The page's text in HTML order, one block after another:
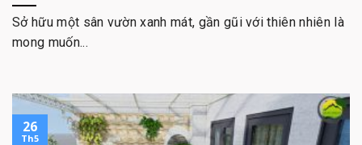
Sở hữu một sân vườn xanh mát, gần gũi với thiên nhiên là
mong muốn...
26
Th5